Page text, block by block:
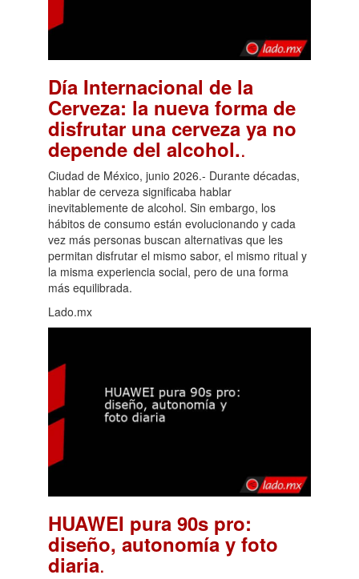
Día Internacional de la
Cerveza: la nueva forma de
disfrutar una cerveza ya no
depende del alcohol..
Ciudad de México, junio 2026.- Durante décadas,
hablar de cerveza significaba hablar
inevitablemente de alcohol. Sin embargo, los
hábitos de consumo están evolucionando y cada
vez más personas buscan alternativas que les
permitan disfrutar el mismo sabor, el mismo ritual y
la misma experiencia social, pero de una forma
más equilibrada.
Lado.mx
HUAWEI pura 90s pro:
diseño, autonomía y foto
diaria.